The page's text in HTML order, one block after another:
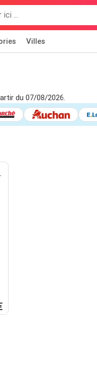
Villes
du 07/08/2026.